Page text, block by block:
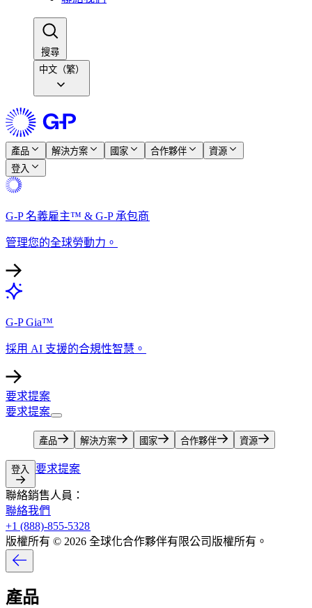
搜尋​​
中文（繁）
產品​​ 解決方案​​ 國家​​ 合作夥伴​​
資源​​
登入​​
G-P 名義雇主™ & G-P 承包商​​
管理您的全球勞動力。​​
G-P Gia™​​
採用 AI 支援的合規性智慧。​​
要求提案​​
要求提案​​
產品​​ 解決方案​​ 國家​​ 合作夥伴​​ 資源​​
登入​​ 要求提案​​
聯絡銷售人員：​​
聯絡我們​​
+1 (888)-855-5328​​
版權所有 © 2026 全球化合作夥伴有限公司版權所有。​​
產品​​